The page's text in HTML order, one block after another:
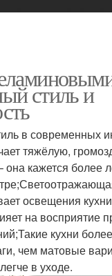
стиль и
в современных
тяжёлую,
она кажется более
освещения
на восприятие
кухни
чем матовые
в уходе.